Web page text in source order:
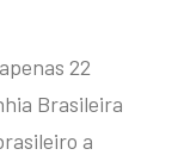
22
Brasileira
a